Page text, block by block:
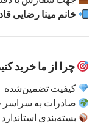
خانم مینا رضایی
چرا از ما خرید
کیفیت تضمین‌شده
صادرات به سراسر
بسته‌بندی استاندارد